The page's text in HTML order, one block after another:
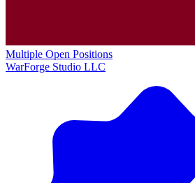
Multiple Open Positions
WarForge Studio LLC